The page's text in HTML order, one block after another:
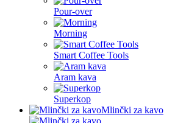
Pour-over
Morning
Smart Coffee Tools
Aram kava
Superkop
Mlinčki za kavo